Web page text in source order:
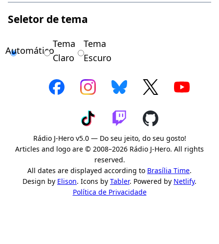
Seletor de tema
Automático
Tema
Claro
Tema
Escuro
Rádio J-Hero v5.0 — Do seu jeito, do seu gosto!
Articles and logo are © 2008–2026 Rádio J-Hero. All rights
reserved.
All dates are displayed according to Brasília Time.
Design by Elison. Icons by Tabler. Powered by Netlify.
Política de Privacidade